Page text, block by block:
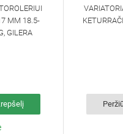
MM 18.5-
GILERA